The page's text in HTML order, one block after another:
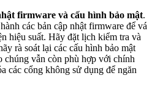
firmware và cấu hình bảo mật.
các bản cập nhật firmware để vá
hiệu suất. Hãy đặt lịch kiểm tra và
rà soát lại các cấu hình bảo mật
chúng vẫn còn phù hợp với chính
các cổng không sử dụng để ngăn